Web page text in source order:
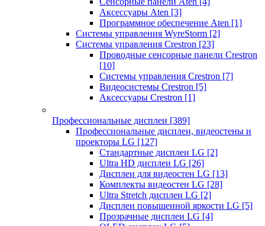
Аксессуары Aten [3]
Программное обеспечение Aten [1]
Системы управления WyreStorm [2]
Системы управления Crestron [23]
Проводные сенсорные панели Crestron
[10]
Системы управления Crestron [7]
Видеосистемы Crestron [5]
Аксессуары Crestron [1]
Профессиональные дисплеи [389]
Профессиональные дисплеи, видеостены и
проекторы LG [127]
Стандартные дисплеи LG [2]
Ultra HD дисплеи LG [26]
Дисплеи для видеостен LG [13]
Комплекты видеостен LG [28]
Ultra Stretch дисплеи LG [2]
Дисплеи повышенной яркости LG [5]
Прозрачные дисплеи LG [4]